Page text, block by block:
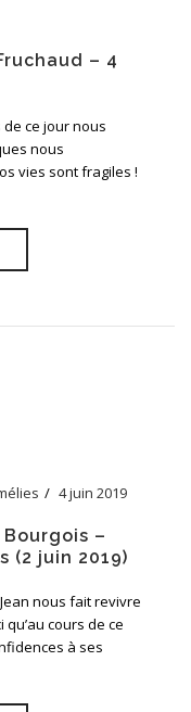
– 4
de ce jour nous
nous
vies sont fragiles !
4 juin 2019
–
(2 juin 2019)
nous fait revivre
cours de ce
à ses